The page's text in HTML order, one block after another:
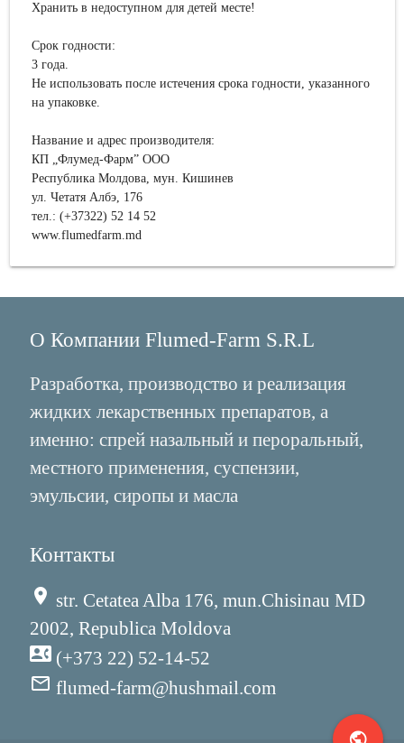
Хранить в недоступном для детей месте!
Срок годности:
3 года.
Не использовать после истечения срока годности, указанного
на упаковке.
Название и адрес производителя:
КП „Флумед-Фарм” ООО
Республика Молдова, мун. Кишинев
ул. Четатя Албэ, 176
тел.: (+37322) 52 14 52
www.flumedfarm.md
О Компании Flumed-Farm S.R.L
Разработка, производство и реализация
жидких лекарственных препаратов, а
именно: спрей назальный и пероральный,
местного применения, суспензии,
эмульсии, сиропы и масла
Контакты
place str. Cetatea Alba 176, mun.Chisinau MD
2002, Republica Moldova
contact_phone(+373 22) 52-14-52
mail_outline flumed-farm@hushmail.com